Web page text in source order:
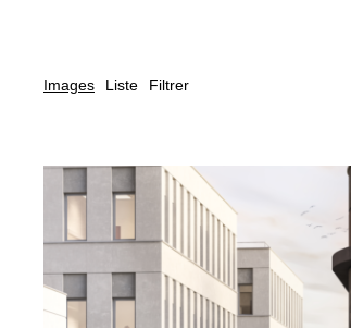
Images Liste Filtrer